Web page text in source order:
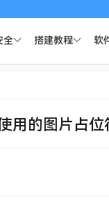
全 搭建教程 软
用的图片占位